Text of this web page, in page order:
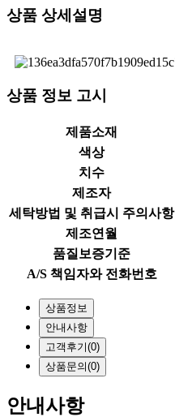
상품 상세설명
상품 정보 고시
제품소재
색상
치수
제조자
세탁방법 및 취급시 주의사항
제조연월
품질보증기준
A/S 책임자와 전화번호
상품정보
안내사항
고객후기(0)
상품문의(0)
안내사항